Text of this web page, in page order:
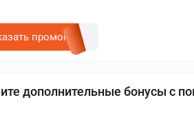
промокод
дополнительные бонусы с